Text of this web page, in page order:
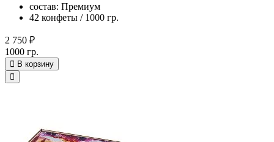
состав: Премиум
42 конфеты / 1000 гр.
2 750 ₽
1000 гр.
В корзину